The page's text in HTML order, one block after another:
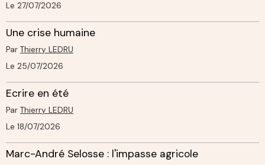
Le 27/07/2026
Une crise humaine
Par Thierry LEDRU
Le 25/07/2026
Ecrire en été
Par Thierry LEDRU
Le 18/07/2026
Marc-André Selosse : l'impasse agricole